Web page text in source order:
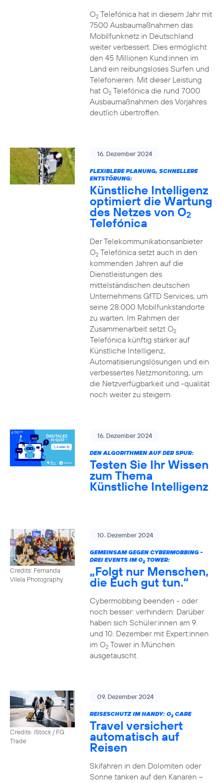
O2Telefónica hat in diesem Jahr mit
7500 Ausbaumaßnahmen das
Mobilfunknetz in Deutschland
weiter verbessert. Dies ermöglicht
den 45 Millionen Kund:innen im
Land ein reibungsloses Surfen und
Telefonieren. Mit dieser Leistung
hat O2Telefónica die rund 7000
Ausbaumaßnahmen des Vorjahres
deutlich übertroffen.
16. Dezember 2024
FLEXIBLERE PLANUNG, SCHNELLERE
ENTSTÖRUNG:
Künstliche Intelligenz
optimiert die Wartung
des Netzes von O2
Telefónica
Der Telekommunikationsanbieter
O2Telefónica setzt auch in den
kommenden Jahren auf die
Dienstleistungen des
mittelständischen deutschen
Unternehmens GfTD Services, um
seine 28.000 Mobilfunkstandorte
zu warten. Im Rahmen der
Zusammenarbeit setzt O2
Telefónica künftig stärker auf
Künstliche Intelligenz,
Automatisierungslösungen und ein
verbessertes Netzmonitoring, um
die Netzverfügbarkeit und -qualität
noch weiter zu steigern.
16. Dezember 2024
DEN ALGORITHMEN AUF DER SPUR:
Testen Sie Ihr Wissen
zum Thema
Künstliche Intelligenz
Credits: Fernanda
Vilela Photography
10. Dezember 2024
GEMEINSAM GEGEN CYBERMOBBING -
DREI EVENTS IM O2TOWER:
„Folgt nur Menschen,
die Euch gut tun.“
Cybermobbing beenden - oder
noch besser: verhindern: Darüber
haben sich Schüler:innen am 9.
und 10. Dezember mit Expert:innen
im O2Tower in München
ausgetauscht.
Credits: iStock / FG
Trade
09. Dezember 2024
REISESCHUTZ IM HANDY: O2CARE
Travel versichert
automatisch auf
Reisen
Skifahren in den Dolomiten oder
Sonne tanken auf den Kanaren –